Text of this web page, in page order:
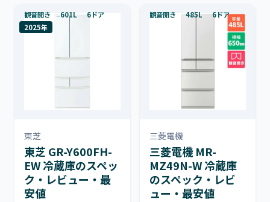
観音開き 601L
6ドア
2025年
東芝
東芝 GR-Y600FH-
EW 冷蔵庫のスペッ
ク・レビュー・最
安値
観音開き 485L 6ドア
三菱電機
三菱電機 MR-
MZ49N-W 冷蔵庫
のスペック・レビ
ュー・最安値